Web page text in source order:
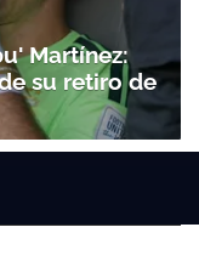
Martínez:
su retiro de